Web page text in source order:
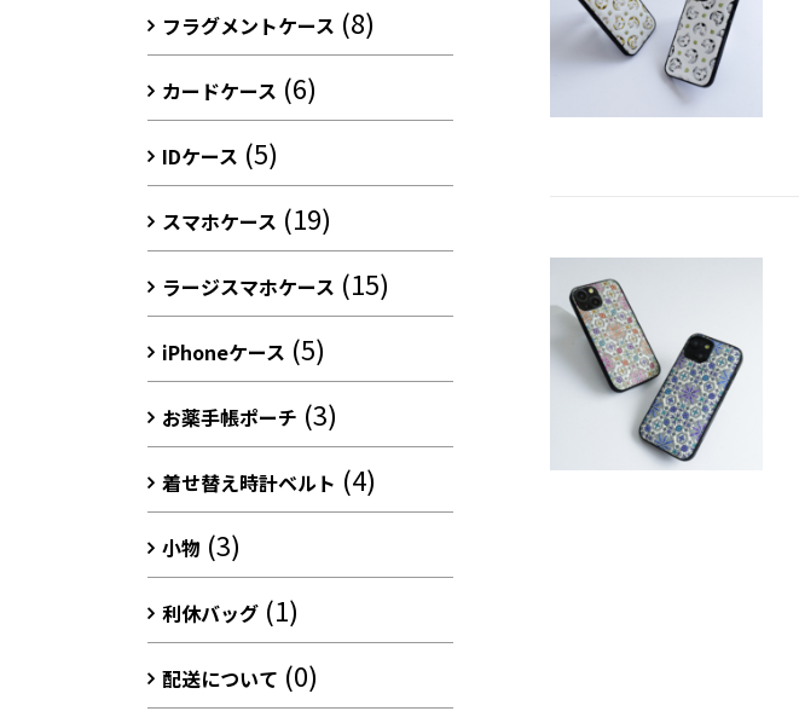
フラグメントケース (8)
カードケース (6)
IDケース (5)
スマホケース (19)
ラージスマホケース (15)
iPhoneケース (5)
お薬手帳ポーチ (3)
着せ替え時計ベルト (4)
小物 (3)
利休バッグ (1)
配送について (0)